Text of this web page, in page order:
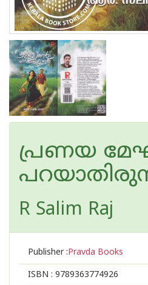
പ്രണയ
R Salim Raj
Publisher :Pravda Books
ISBN : 9789363774926